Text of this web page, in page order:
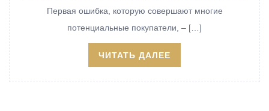
Первая ошибка, которую совершают многие
потенциальные покупатели, – […]
ЧИТАТЬ ДАЛЕЕ